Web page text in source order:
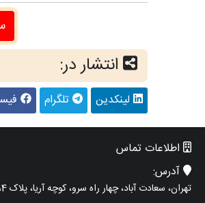
انتشار در:
لینکدین تلگرام
اطلاعات تماس
آدرس:
تهران، سعادت آباد، چهار راه سرو، کوچه آریا، پلاک 4، طبقه 4، واحد 7